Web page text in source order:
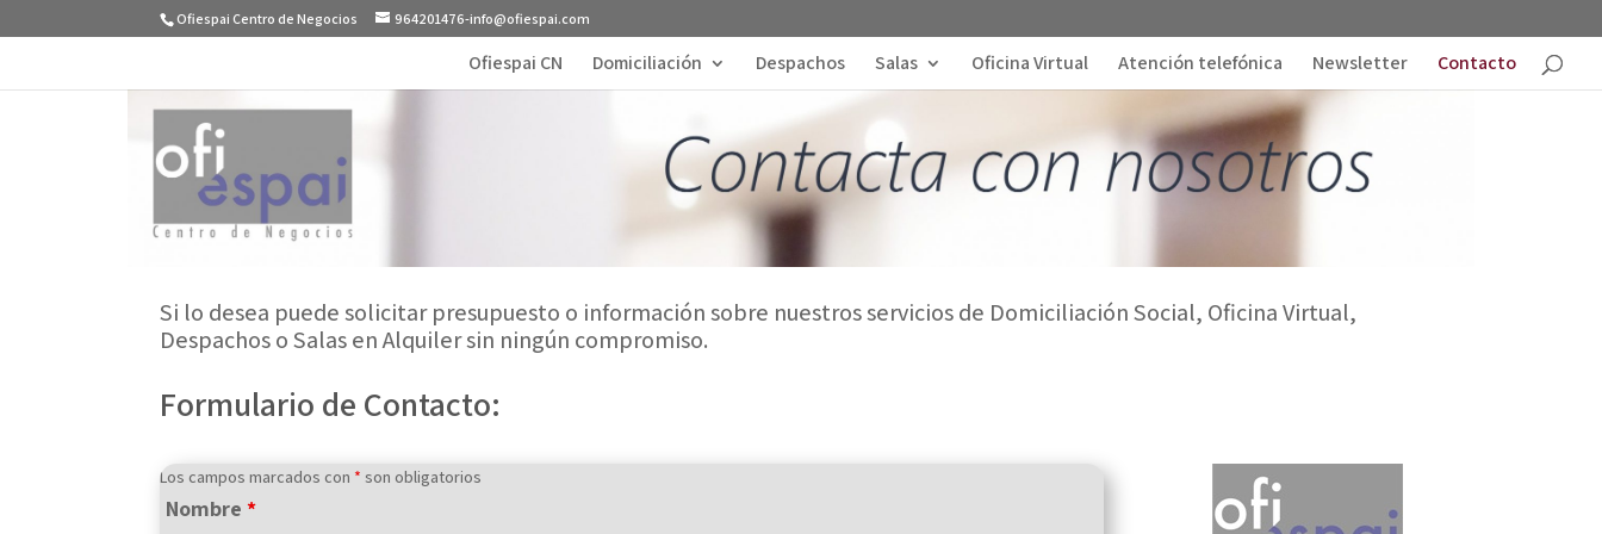
Ofiespai Centro de Negocios 964201476-info@ofiespai.com
Ofiespai CN Domiciliación Despachos Salas Oficina Virtual Atención telefónica Newsletter Contacto
Si lo desea puede solicitar presupuesto o información sobre nuestros servicios de Domiciliación Social, Oficina Virtual,
Despachos o Salas en Alquiler sin ningún compromiso.
Formulario de Contacto:
Los campos marcados con * son obligatorios
Nombre*